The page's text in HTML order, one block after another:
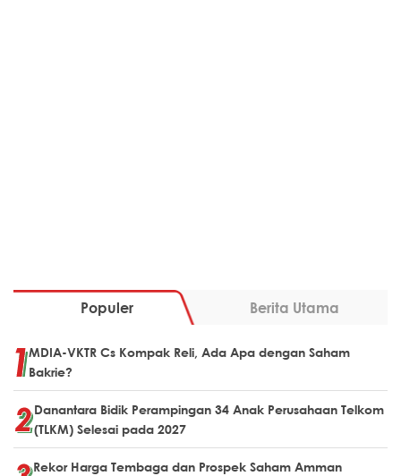
Populer Berita Utama
MDIA-VKTR Cs Kompak Reli, Ada Apa dengan Saham
Bakrie?
Danantara Bidik Perampingan 34 Anak Perusahaan Telkom
(TLKM) Selesai pada 2027
Rekor Harga Tembaga dan Prospek Saham Amman